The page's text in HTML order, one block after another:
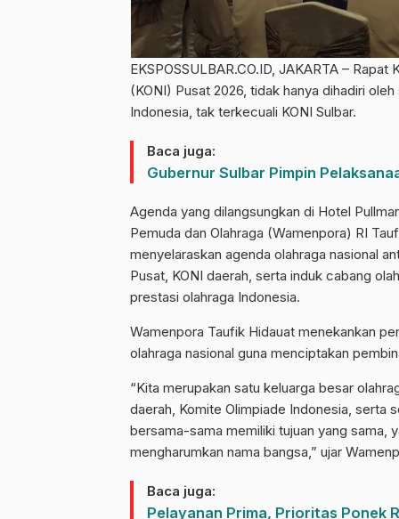
EKSPOSSULBAR.CO.ID, JAKARTA –
(KONI) Pusat 2026, tidak hanya dihadiri
Indonesia, tak terkecuali KONI Sulbar.
Baca juga:
Gubernur Sulbar Pimpin
Agenda yang dilangsungkan di Hotel
Pemuda dan Olahraga (Wamenpora) RI
menyelaraskan agenda olahraga nasional
Pusat, KONI daerah, serta induk cabang
prestasi olahraga Indonesia.
Wamenpora Taufik Hidauat menekankan
olahraga nasional guna menciptakan
“Kita merupakan satu keluarga besar
daerah, Komite Olimpiade Indonesia, serta
bersama-sama memiliki tujuan yang sama,
mengharumkan nama bangsa,” ujar
Baca juga:
Pelayanan Prima, Prioritas Ponek